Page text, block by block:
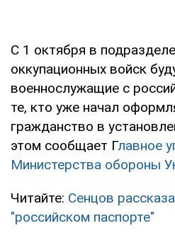
С 1 октября в
оккупационных войск
военнослужащие с
те, кто уже начал
гражданство в
этом сообщает Главное
Министерства обороны
Читайте: Сенцов
"российском паспорте"